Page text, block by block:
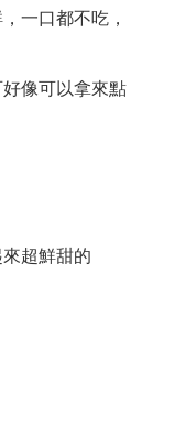
一口都不吃，
像可以拿來點
超鮮甜的